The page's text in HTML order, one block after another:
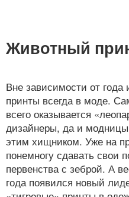
Животный
Вне зависимости от года
принты всегда в моде.
всего оказывается
дизайнеры, да и
этим хищником. Уже на
понемногу сдавать свои
первенства с зеброй. А
года появился новый